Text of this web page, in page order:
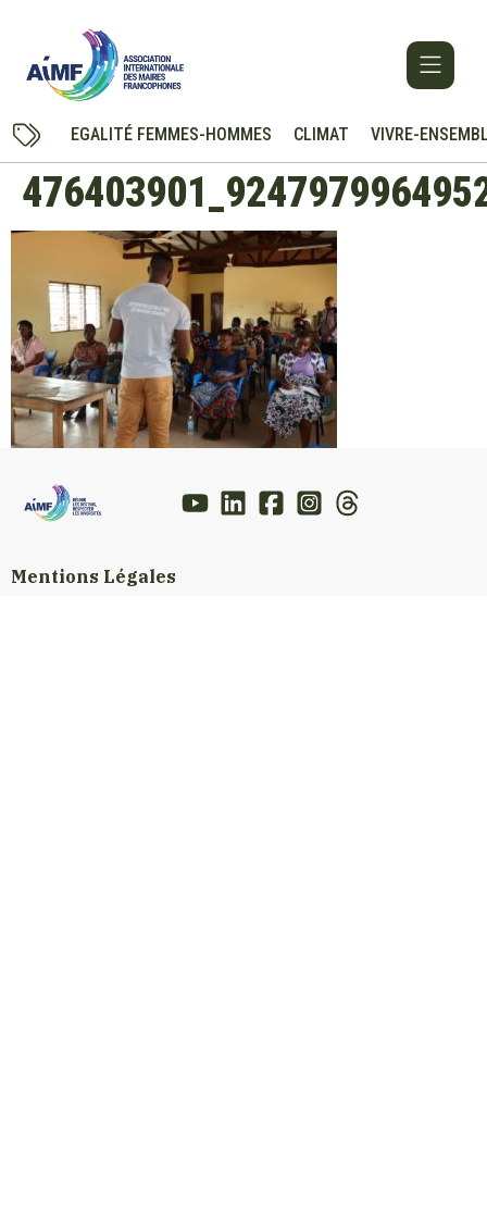
EGALITÉ FEMMES-HOMMES CLIMAT VIVRE-
Mentions Légales